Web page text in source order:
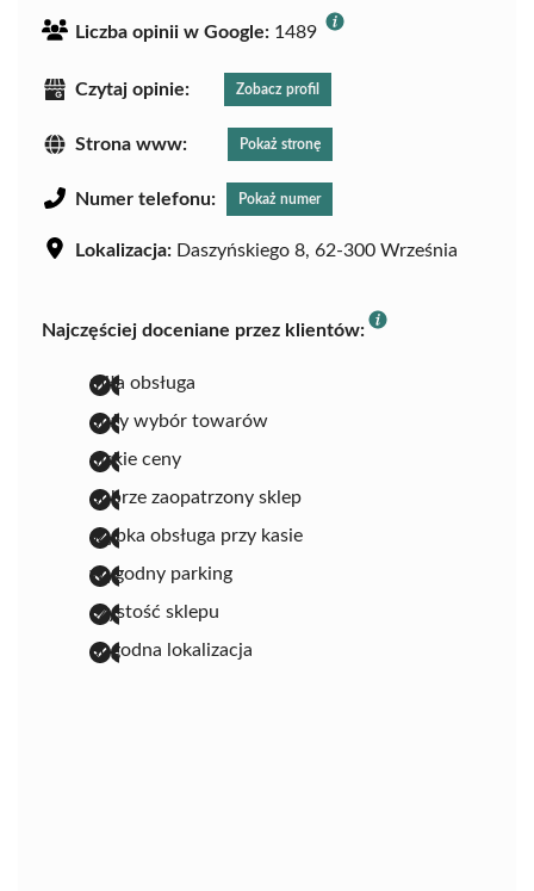
Liczba opinii w Google: 1489
Czytaj opinie: Zobacz profil
Strona www: Pokaż stronę
Numer telefonu: Pokaż numer
Lokalizacja: Daszyńskiego 8, 62-300 Września
Najczęściej doceniane przez klientów:
miła obsługa
duży wybór towarów
niskie ceny
dobrze zaopatrzony sklep
szybka obsługa przy kasie
wygodny parking
czystość sklepu
dogodna lokalizacja